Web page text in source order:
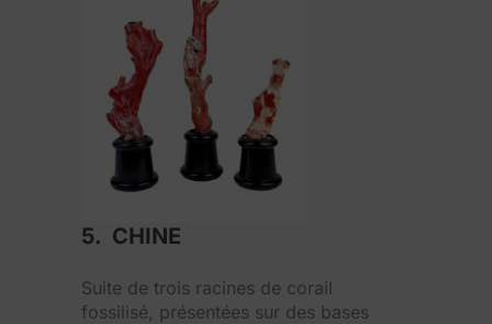
5. CHINE
Suite de trois racines de corail
fossilisé, présentées sur des bases